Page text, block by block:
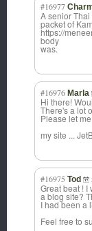
#16977
A senior
packet of
https://
body
was.
#16976 Marla
Hi there!
There's a lot
Please let
my site ...
#16975 Tod
Great beat !
a blog site?
I had been a
Feel free to